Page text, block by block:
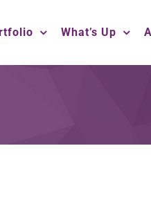
What’s Up